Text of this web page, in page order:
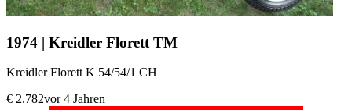
1974 | Kreidler Florett TM
Kreidler Florett K 54/54/1 CH
€ 2.782vor 4 Jahren